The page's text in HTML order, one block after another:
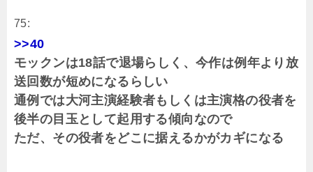
75:
>>40
モックンは18話で退場らしく、今作は例年より放
送回数が短めになるらしい
通例では大河主演経験者もしくは主演格の役者を
後半の目玉として起用する傾向なので
ただ、その役者をどこに据えるかがカギになる